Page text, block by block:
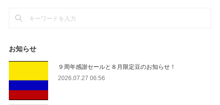
お知らせ
９周年感謝セールと８月限定豆のお知らせ！
2026.07.27 06:56